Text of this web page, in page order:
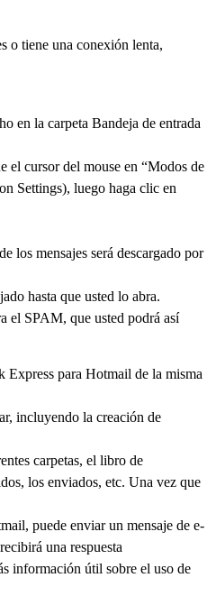
o tiene una conexión lenta,
en la carpeta Bandeja de entrada
el cursor del mouse en “Modos de
Settings), luego haga clic en
los mensajes será descargado por
hasta que usted lo abra.
el SPAM, que usted podrá así
Express para Hotmail de la misma
incluyendo la creación de
carpetas, el libro de
los enviados, etc. Una vez que
puede enviar un mensaje de e-
una respuesta
información útil sobre el uso de